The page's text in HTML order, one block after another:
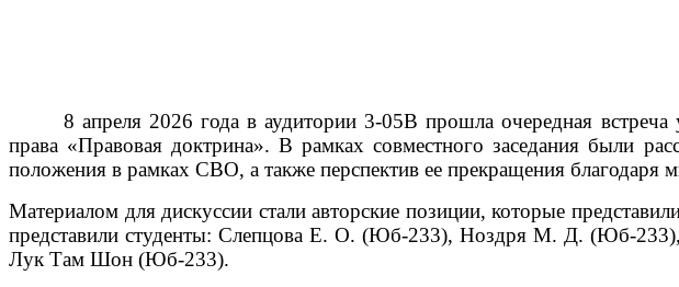
8 апреля 2026 года в аудитории 3-05В прошла очередная
права «Правовая доктрина». В рамках совместного заседания были
положения в рамках СВО, а также перспектив ее прекращения благодаря
Материалом для дискуссии стали авторские позиции, которые
представили студенты: Слепцова Е. О. (Юб-233), Ноздря М. Д. (Юб-
Лук Там Шон (Юб-233).